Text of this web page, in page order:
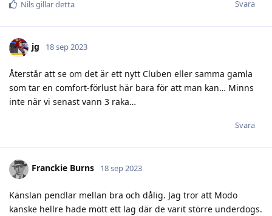
Svara
Nilsgillar detta
jg 18 sep 2023
Återstår att se om det är ett nytt Cluben eller samma gamla
som tar en comfort-förlust här bara för att man kan… Minns
inte när vi senast vann 3 raka…
Svara
Franckie Burns 18 sep 2023
Känslan pendlar mellan bra och dålig. Jag tror att Modo
kanske hellre hade mött ett lag där de varit större underdogs.